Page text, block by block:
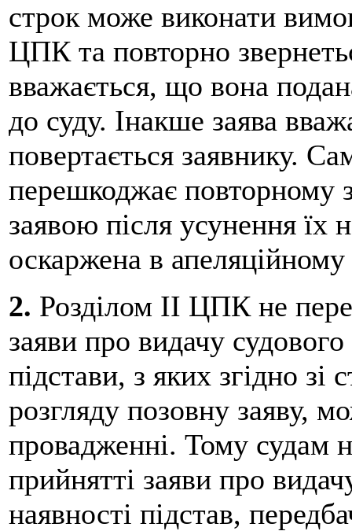
строк може виконати
ЦПК та повторно
вважається, що вона
до суду. Інакше заява
повертається заявнику.
перешкоджає повторному
заявою після усунення їх
оскаржена в
2. Розділом II ЦПК не
заяви про видачу
підстави, з яких згідно
розгляду позовну заяву,
провадженні. Тому судам
прийнятті заяви про
наявності підстав,